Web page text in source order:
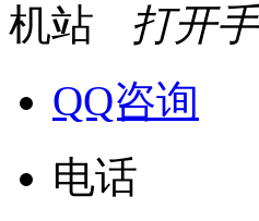
打开
QQ咨询
电话